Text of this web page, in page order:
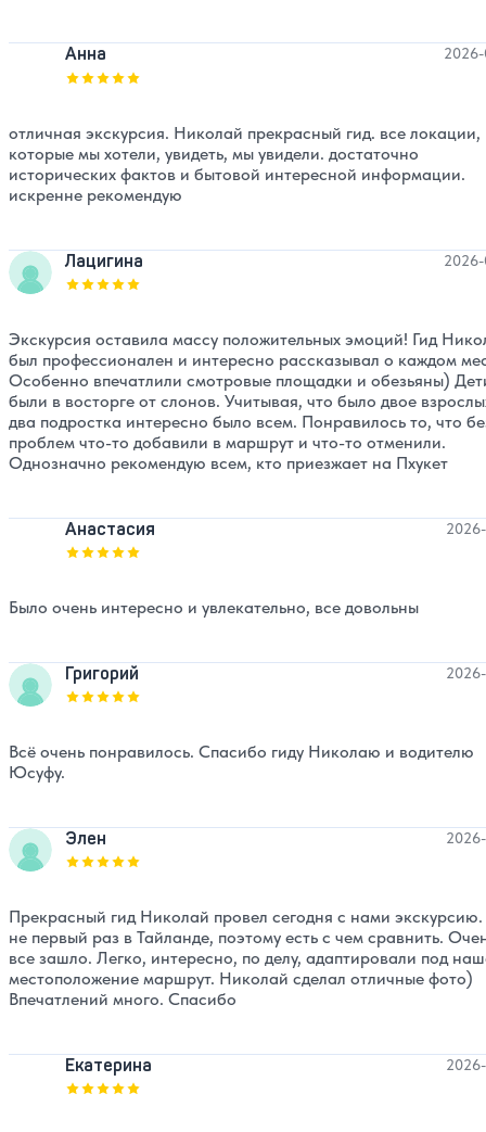
Анна
Оценка, количество звезд:
отличная экскурсия. Николай прекрасный гид. все локации,
которые мы хотели, увидеть, мы увидели. достаточно
исторических фактов и бытовой интересной информации.
искренне рекомендую
Лацигина
Оценка, количество звезд:
Экскурсия оставила массу положительных эмоций! Гид
был профессионален и интересно рассказывал о каждом
Особенно впечатлили смотровые площадки и обезьяны)
были в восторге от слонов. Учитывая, что было двое
два подростка интересно было всем. Понравилось то, что
проблем что-то добавили в маршрут и что-то отменили.
Однозначно рекомендую всем, кто приезжает на Пхукет
Анастасия
Оценка, количество звезд:
Было очень интересно и увлекательно, все довольны
Григорий
Оценка, количество звезд:
Всё очень понравилось. Спасибо гиду Николаю и водителю
Юсуфу.
Элен
Оценка, количество звезд:
Прекрасный гид Николай провел сегодня с нами
не первый раз в Тайланде, поэтому есть с чем сравнить.
все зашло. Легко, интересно, по делу, адаптировали под
местоположение маршрут. Николай сделал отличные фото)
Впечатлений много. Спасибо
Екатерина
Оценка, количество звезд: